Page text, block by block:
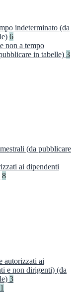
indeterminato (da
6
non a tempo
in tabelle) 3
(da pubblicare
ai dipendenti
8
autorizzati ai
e non dirigenti) (da
3
1